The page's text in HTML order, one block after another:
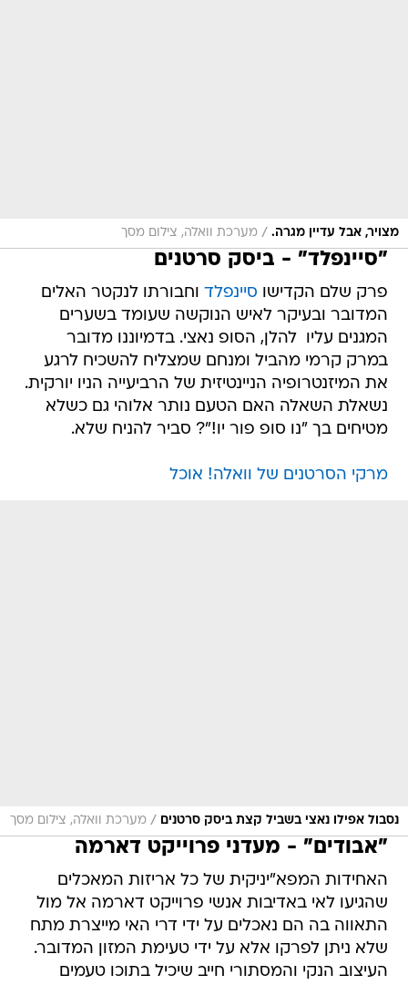
מצויר, אבל עדיין מגרה. / מערכת וואלה, צילום מסך
"סיינפלד" - ביסק סרטנים
פרק שלם הקדישו סיינפלד וחבורתו לנקטר האלים
המדובר ובעיקר לאיש הנוקשה שעומד בשערים
המגנים עליו  להלן, הסופ נאצי. בדמיוננו מדובר
במרק קרמי מהביל ומנחם שמצליח להשכיח לרגע
את המיזנטרופיה הניינטיזית של הרביעייה הניו יורקית.
נשאלת השאלה האם הטעם נותר אלוהי גם כשלא
מטיחים בך "נו סופ פור יו!"? סביר להניח שלא.
מרקי הסרטנים של וואלה! אוכל
נסבול אפילו נאצי בשביל קצת ביסק סרטנים / מערכת וואלה, צילום מסך
"אבודים" - מעדני פרוייקט דארמה
האחידות המפא"יניקית של כל אריזות המאכלים
שהגיעו לאי באדיבות אנשי פרוייקט דארמה אל מול
התאווה בה הם נאכלים על ידי דרי האי מייצרת מתח
שלא ניתן לפרקו אלא על ידי טעימת המזון המדובר.
העיצוב הנקי והמסתורי חייב שיכיל בתוכו טעמים